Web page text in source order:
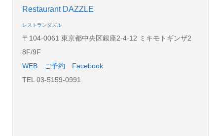
Restaurant DAZZLE
レストランダズル
〒104-0061 東京都中央区銀座2-4-12 ミキモトギンザ2
8F/9F
WEB
ご予約
Facebook
TEL 03-5159-0991